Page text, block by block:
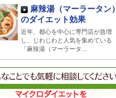
麻辣湯（マーラータン）
のダイエット効果
近年、都心を中心に専門店が急増
し、じわじわと人気を集めている
「麻辣湯（マーラータ…